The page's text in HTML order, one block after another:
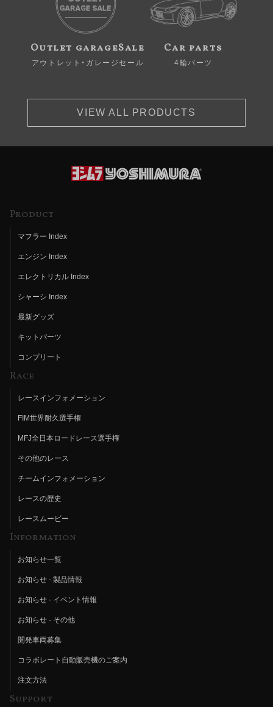
Outlet garageSale
アウトレット・ガレージセール
Car parts
4輪パーツ
VIEW ALL PRODUCTS
Product
マフラー Index
エンジン Index
エレクトリカル Index
シャーシ Index
最新グッズ
キットパーツ
コンプリート
Race
レースインフォメーション
FIM世界耐久選手権
MFJ全日本ロードレース選手権
その他のレース
チームインフォメーション
レースの歴史
レースムービー
Information
お知らせ一覧
お知らせ - 製品情報
お知らせ - イベント情報
お知らせ - その他
開発車両募集
コラボレート自動販売機のご案内
注文方法
Support